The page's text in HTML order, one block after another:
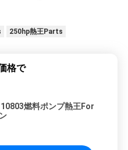
250hp熱王Parts
格で
燃料ポンプ熱王For